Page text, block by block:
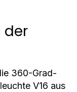
der
360-Grad-
V16 aus